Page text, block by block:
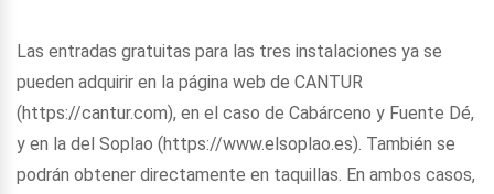
Las entradas gratuitas para las tres instalaciones ya se
pueden adquirir en la página web de CANTUR
(https://cantur.com), en el caso de Cabárceno y Fuente Dé,
y en la del Soplao (https://www.elsoplao.es). También se
podrán obtener directamente en taquillas. En ambos casos,